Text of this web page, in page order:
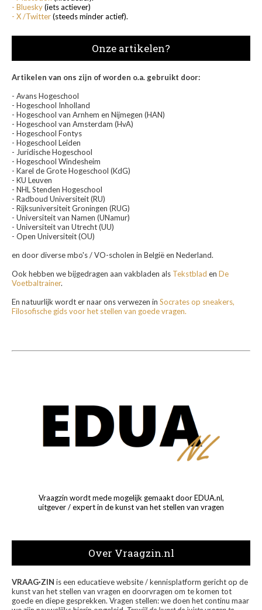
- Bluesky(iets actiever)
- X /Twitter(steeds minder actief).
Onze artikelen?
Artikelen van ons zijn of worden o.a. gebruikt door:
- Avans Hogeschool
- Hogeschool Inholland
- Hogeschool van Arnhem en Nijmegen (HAN)
- Hogeschool van Amsterdam (HvA)
- Hogeschool Fontys
- Hogeschool Leiden
- Juridische Hogeschool
- Hogeschool Windesheim
- Karel de Grote Hogeschool (KdG)
- KU Leuven
- NHL Stenden Hogeschool
- Radboud Universiteit (RU)
- Rijksuniversiteit Groningen (RUG)
- Universiteit van Namen (UNamur)
- Universiteit van Utrecht (UU)
- Open Universiteit (OU)
en door diverse mbo's / VO-scholen in België en Nederland.
Ook hebben we bijgedragen aan vakbladen als Tekstblad en De
Voetbaltrainer.
En natuurlijk wordt er naar ons verwezen in Socrates op sneakers,
Filosofische gids voor het stellen van goede vragen.
Vraagzin wordt mede mogelijk gemaakt door EDUA.nl,
uitgever / expert in de kunst van het stellen van vragen
Over Vraagzin.nl
VRAAG·ZIN is een educatieve website / kennisplatform gericht op de
kunst van het stellen van vragen en doorvragen om te komen tot
goede en diepe gesprekken. Vragen stellen: we doen het continu maar